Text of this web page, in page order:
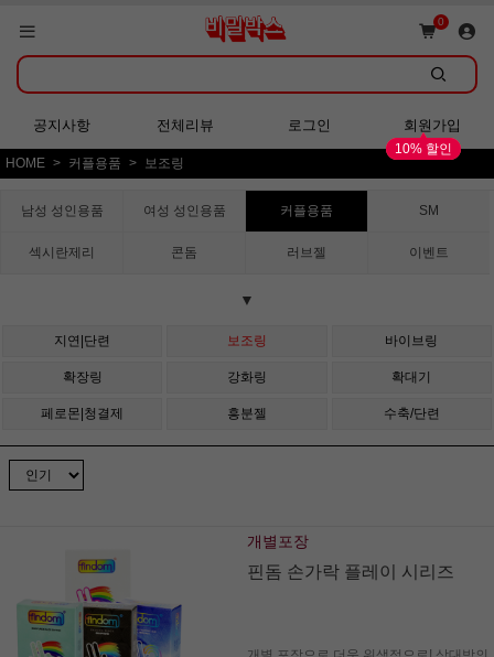
0
회원가입 시 다양한 혜택 증정!
쇼핑몰 GRAND OPEN!
공지사항 전체리뷰 로그인 회원가입
10% 할인
HOME
커플용품 보조링
남성 성인용품 여성 성인용품 커플용품 SM
섹시란제리 콘돔 러브젤 이벤트
▼
지연|단련 보조링 바이브링
확장링 강화링 확대기
페로몬|청결제 흥분젤 수축/단련
개별포장
핀돔 손가락 플레이 시리즈